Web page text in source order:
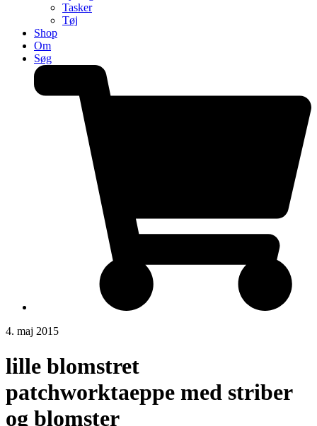
Tasker
Tøj
Shop
Om
Søg
4. maj 2015
lille blomstret
patchworktaeppe med striber
og blomster